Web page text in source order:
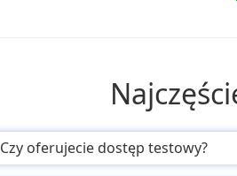
Czy oferujecie dostęp testowy?